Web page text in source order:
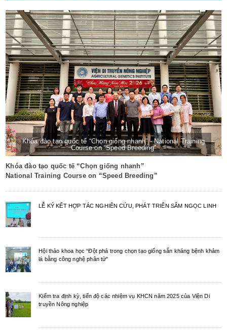
Khóa đào tạo quốc tế “Chọn giống nhanh” - National Training
Course on “Speed Breeding”
Khóa đào tạo quốc tế “Chọn giống nhanh”
National Training Course on “Speed Breeding”
LỄ KÝ KẾT HỢP TÁC NGHIÊN CỨU, PHÁT TRIỂN SÂM NGỌC LINH
Hội thảo khoa học “Đột phá trong chọn tạo giống sắn kháng bệnh khảm
lá bằng công nghệ phân tử"
Kiểm tra định kỳ, tiến độ các nhiệm vụ KHCN năm 2025 của Viện Di
truyền Nông nghiệp